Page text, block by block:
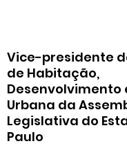
Vice-presidente
de Habitação,
Desenvolvimento
Urbana da
Legislativa do
Paulo